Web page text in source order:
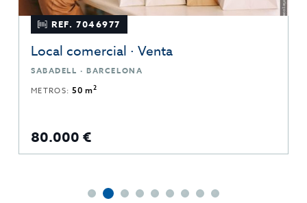
REF. 7046977
Local comercial · Venta
SABADELL · BARCELONA
METROS:50 m2
80.000 €